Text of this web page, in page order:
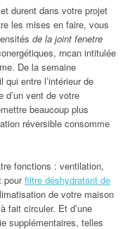
durent dans votre projet
les mises en faire, vous
de la joint fenetre
rncan intitulée
De la semaine
entre l’intérieur de
d’un vent de votre
beaucoup plus
réversible consomme
fonctions : ventilation,
pourfiltre déshydratant de
de votre maison
fait circuler. Et d’une
supplémentaires, telles